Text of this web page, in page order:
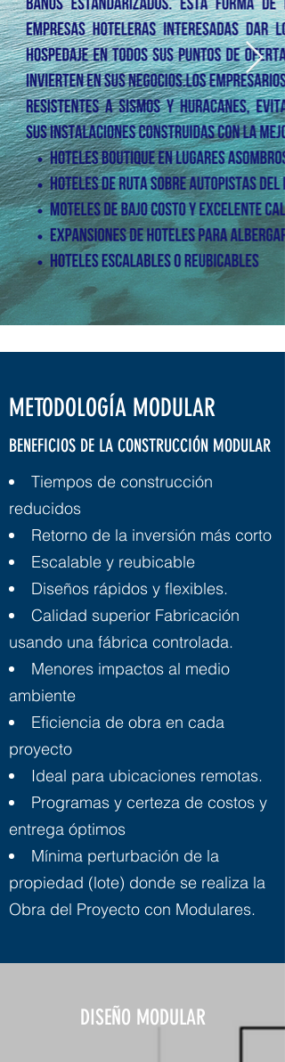
METODOLOGÍA MODULAR
BENEFICIOS DE LA CONSTRUCCIÓN MODULAR
Tiempos de construcción
reducidos
Retorno de la inversión más corto
Escalable y reubicable
Diseños rápidos y flexibles.
Calidad superior Fabricación
usando una fábrica controlada.
Menores impactos al medio
ambiente
Eficiencia de obra en cada
proyecto
Ideal para ubicaciones remotas.
Programas y certeza de costos y
entrega óptimos
Mínima perturbación de la
propiedad (lote) donde se realiza la
Obra del Proyecto con Modulares.
DISEÑO MODULAR